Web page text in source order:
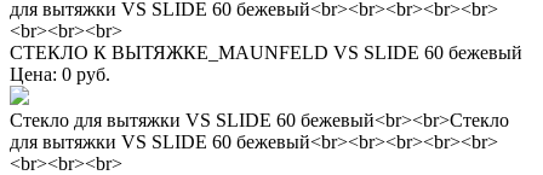
для вытяжки VS SLIDE 60 бежевый<br><br><br><br><br>
<br><br><br>
СТЕКЛО К ВЫТЯЖКЕ_MAUNFELD VS SLIDE 60 бежевый
Цена: 0 руб.
Стекло для вытяжки VS SLIDE 60 бежевый<br><br>Стекло
для вытяжки VS SLIDE 60 бежевый<br><br><br><br><br>
<br><br><br>